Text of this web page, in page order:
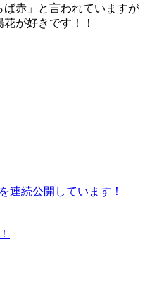
ば赤」と言われていますが
が好きです！！
連続公開しています！